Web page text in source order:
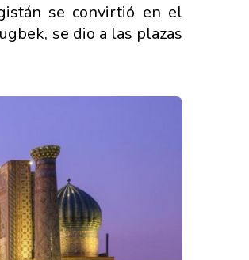
se convirtió en el
se dio a las plazas